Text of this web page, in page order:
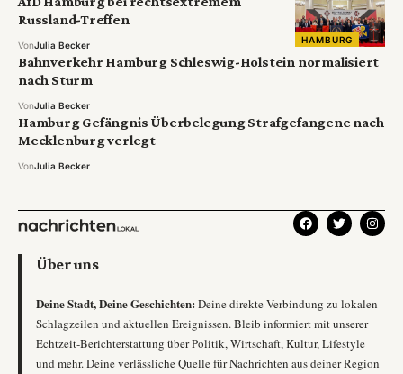
HAMBURG
Russland-Treffen
VonJulia Becker
Bahnverkehr Hamburg Schleswig-Holstein normalisiert
nach Sturm
VonJulia Becker
Hamburg Gefängnis Überbelegung Strafgefangene nach
Mecklenburg verlegt
VonJulia Becker
Über uns
Deine Stadt, Deine Geschichten: Deine direkte Verbindung zu lokalen
Schlagzeilen und aktuellen Ereignissen. Bleib informiert mit unserer
Echtzeit-Berichterstattung über Politik, Wirtschaft, Kultur, Lifestyle
und mehr. Deine verlässliche Quelle für Nachrichten aus deiner Region